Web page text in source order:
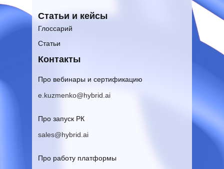
Глоссарий
Статьи
Статьи и кейсы
Про работу платформы
sales@hybrid.ai
Про запуск РК
e.kuzmenko@hybrid.ai
Про вебинары и сертификацию
Контакты